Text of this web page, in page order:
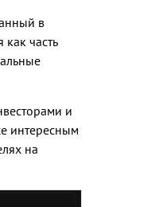
в
часть
и
интересным
на